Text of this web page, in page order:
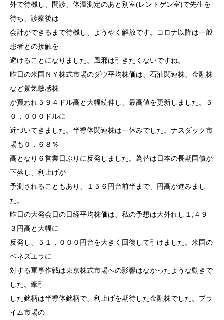
外で待機し、問診、体温測定のあと別室(レントゲン室)で先生を
待ち、診察後は
会計ができるまで待機し、ようやく解放です。コロナ以降は一般
患者との接触を
避けることになりました。風邪は引きたくないですね。
昨日の米国ＮＹ株式市場のダウ平均株価は、石油関連株、金融株
など景気敏感株
が買われ５９４ドル高と大幅続伸し、最高値を更新しました。５
０，０００ドルに
近づいてきました。半導体関連株は一休みでした。ナスダック市
場も０．６８％
高となり６営業日ぶりに反発しました。為替は日本の長期国債が
下落し、利上げが
予測されることもあり、１５６円台前半まで、円高が進みまし
た。
昨日の大発会日の日経平均株価は、私の予想は大外れし１,４９
３円高と大幅に
反発し、５１，０００円台を大きく回復して引けました。米国の
ベネズエラに
対する軍事作戦は東京株式市場への影響はなかったような動きで
した。牽引
した銘柄は半導体銘柄で、利上げを期待した金融株でした。プラ
イム市場の